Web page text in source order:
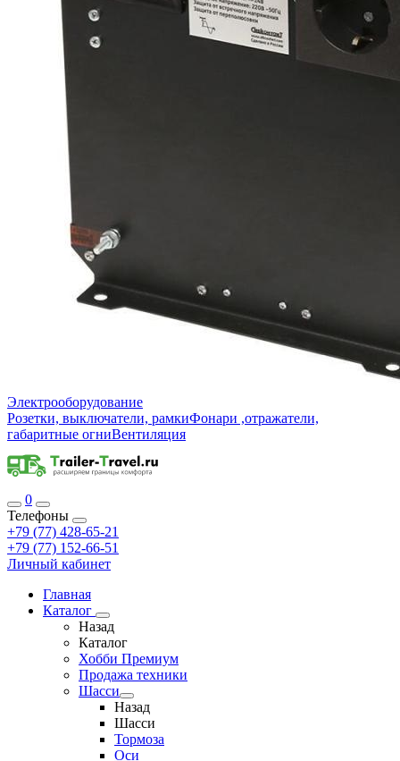
Электрооборудование
Розетки, выключатели, рамкиФонари ,отражатели,
габаритные огниВентиляция
0
Телефоны
+79 (77) 428-65-21
+79 (77) 152-66-51
Личный кабинет
Главная
Каталог
Назад
Каталог
Хобби Премиум
Продажа техники
Шасси
Назад
Шасси
Тормоза
Оси